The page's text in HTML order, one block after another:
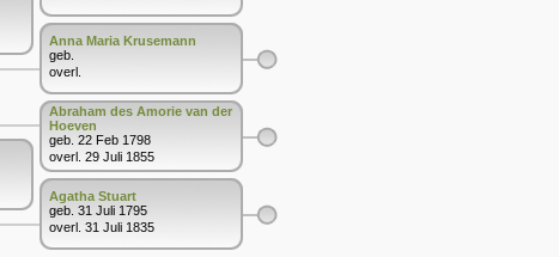
Anna Maria Krusemann
geb.
overl.
Abraham des Amorie van der
Hoeven
geb. 22 Feb 1798
overl. 29 Juli 1855
Agatha Stuart
geb. 31 Juli 1795
overl. 31 Juli 1835